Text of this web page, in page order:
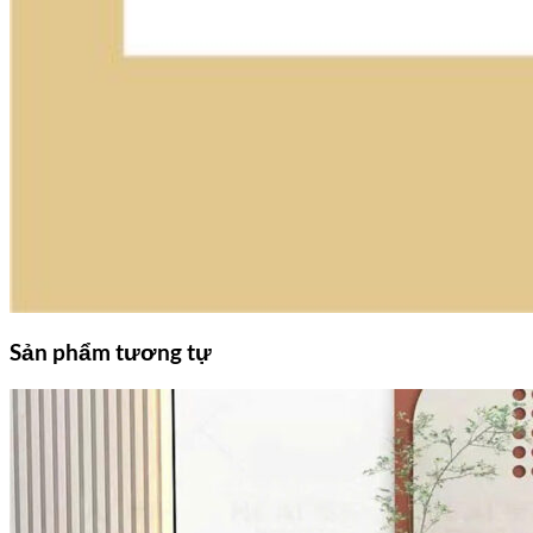
Sản phẩm tương tự